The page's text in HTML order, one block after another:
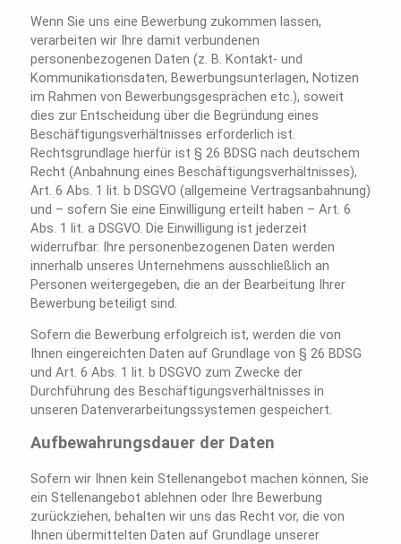
Wenn Sie uns eine Bewerbung zukommen lassen,
verarbeiten wir Ihre damit verbundenen
personenbezogenen Daten (z. B. Kontakt- und
Kommunikationsdaten, Bewerbungsunterlagen, Notizen
im Rahmen von Bewerbungsgesprächen etc.), soweit
dies zur Entscheidung über die Begründung eines
Beschäftigungsverhältnisses erforderlich ist.
Rechtsgrundlage hierfür ist § 26 BDSG nach deutschem
Recht (Anbahnung eines Beschäftigungsverhältnisses),
Art. 6 Abs. 1 lit. b DSGVO (allgemeine Vertragsanbahnung)
und – sofern Sie eine Einwilligung erteilt haben – Art. 6
Abs. 1 lit. a DSGVO. Die Einwilligung ist jederzeit
widerrufbar. Ihre personenbezogenen Daten werden
innerhalb unseres Unternehmens ausschließlich an
Personen weitergegeben, die an der Bearbeitung Ihrer
Bewerbung beteiligt sind.
Sofern die Bewerbung erfolgreich ist, werden die von
Ihnen eingereichten Daten auf Grundlage von § 26 BDSG
und Art. 6 Abs. 1 lit. b DSGVO zum Zwecke der
Durchführung des Beschäftigungsverhältnisses in
unseren Datenverarbeitungssystemen gespeichert.
Aufbewahrungsdauer der Daten
Sofern wir Ihnen kein Stellenangebot machen können, Sie
ein Stellenangebot ablehnen oder Ihre Bewerbung
zurückziehen, behalten wir uns das Recht vor, die von
Ihnen übermittelten Daten auf Grundlage unserer